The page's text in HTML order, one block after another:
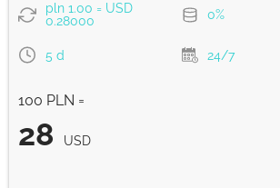
pln 1.00 = USD
0.28000
0%
5 d 24/7
100 PLN =
28 USD